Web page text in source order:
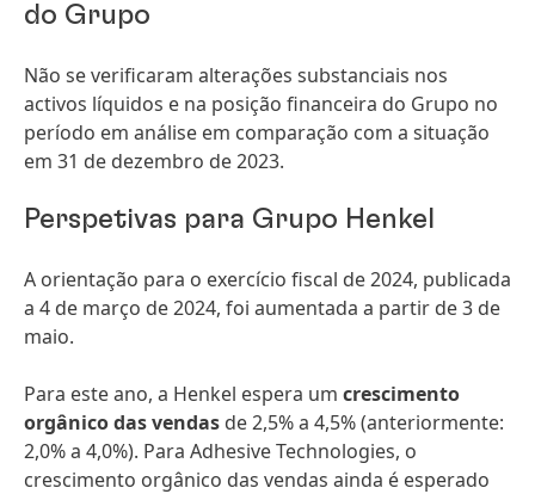
do Grupo
Não se verificaram alterações substanciais nos
activos líquidos e na posição financeira do Grupo no
período em análise em comparação com a situação
em 31 de dezembro de 2023.
Perspetivas para Grupo Henkel
A orientação para o exercício fiscal de 2024, publicada
a 4 de março de 2024, foi aumentada a partir de 3 de
maio.
Para este ano, a Henkel espera um crescimento
orgânico das vendas de 2,5% a 4,5% (anteriormente:
2,0% a 4,0%). Para Adhesive Technologies, o
crescimento orgânico das vendas ainda é esperado